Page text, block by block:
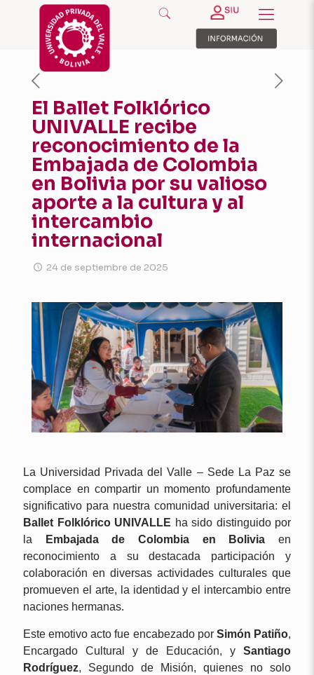
El Ballet Folklórico
UNIVALLE recibe
reconocimiento de la
Embajada de Colombia
en Bolivia por su valioso
aporte a la cultura y al
intercambio
internacional
24 de septiembre de 2025
La Universidad Privada del Valle – Sede La Paz se
complace en compartir un momento profundamente
significativo para nuestra comunidad universitaria: el
Ballet Folklórico UNIVALLE ha sido distinguido por
la
Embajada de Colombia en Bolivia en
reconocimiento a su destacada participación y
colaboración en diversas actividades culturales que
promueven el arte, la identidad y el intercambio entre
naciones hermanas.
Este emotivo acto fue encabezado por Simón Patiño,
Encargado Cultural y de Educación, y Santiago
Rodríguez, Segundo de Misión, quienes no solo